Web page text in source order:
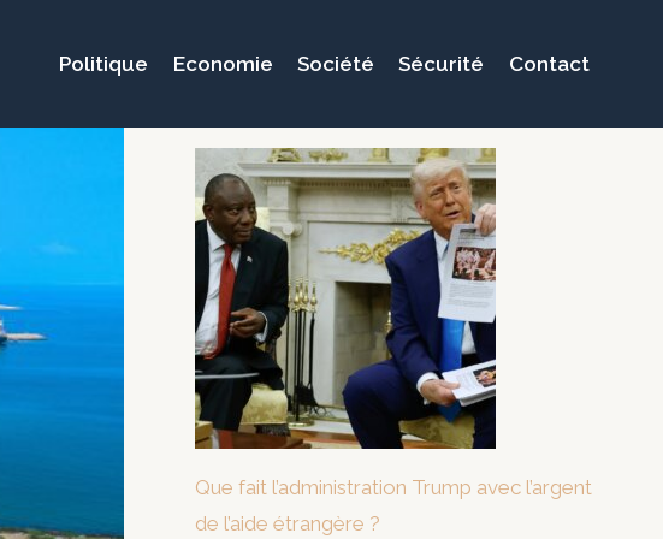
Politique Economie Société Sécurité Contact
Que fait l’administration Trump avec l’argent
de l’aide étrangère ?